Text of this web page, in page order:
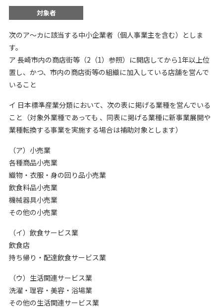
対象者
次のア～カに該当する中小企業者（個人事業主を含む）としま
す。
ア 長崎市内の商店街等（2（1）参照）に開店してから1年以上位
置し、かつ、市内の商店街等の組織に加入している店舗を営んで
いること
イ 日本標準産業分類において、次の表に掲げる業種を営んでいる
こと（対象外業種であっても 、同表に掲げる業種に新事業展開や
業種転換する事業を実施する場合は補助対象とします）
（ア）小売業
各種商品小売業
織物・衣服・身の回り品小売業
飲食料品小売業
機械器具小売業
その他の小売業
（イ）飲食サービス業
飲食店
持ち帰り・配達飲食サービス業
（ウ）生活関連サービス業
洗濯・理容・美容・浴場業
その他の生活関連サービス業